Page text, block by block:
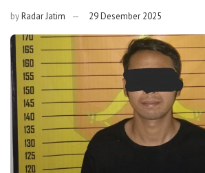
byRadar Jatim 29 Desember 2025